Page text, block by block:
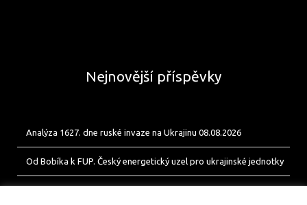
Nejnovější příspěvky
Analýza 1627. dne ruské invaze na Ukrajinu 08.08.2026
Od Bobíka k FUP. Český energetický uzel pro ukrajinské jednotky